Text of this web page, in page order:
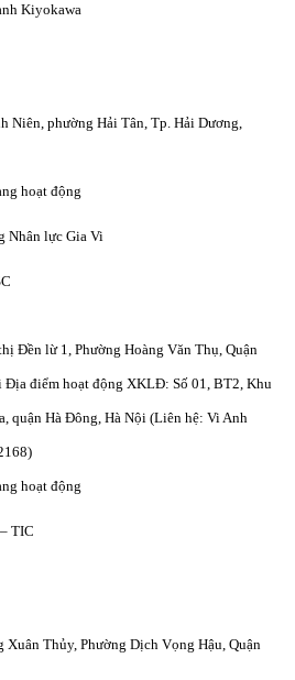
Kiyokawa
Niên, phường Hải Tân, Tp. Hải Dương,
hoạt động
Nhân lực Gia Vi
Đền lừ 1, Phường Hoàng Văn Thụ, Quận
Địa điểm hoạt động XKLĐ: Số 01, BT2, Khu
quận Hà Đông, Hà Nội (Liên hệ: Vi Anh
hoạt động
TIC
Thủy, Phường Dịch Vọng Hậu, Quận